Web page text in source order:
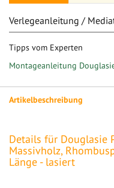
Artikelbeschreibung
Details für Douglasie
Massivholz,
Länge - lasiert
Verlegeanleitung /
Tipps vom Experten
Montageanleitung